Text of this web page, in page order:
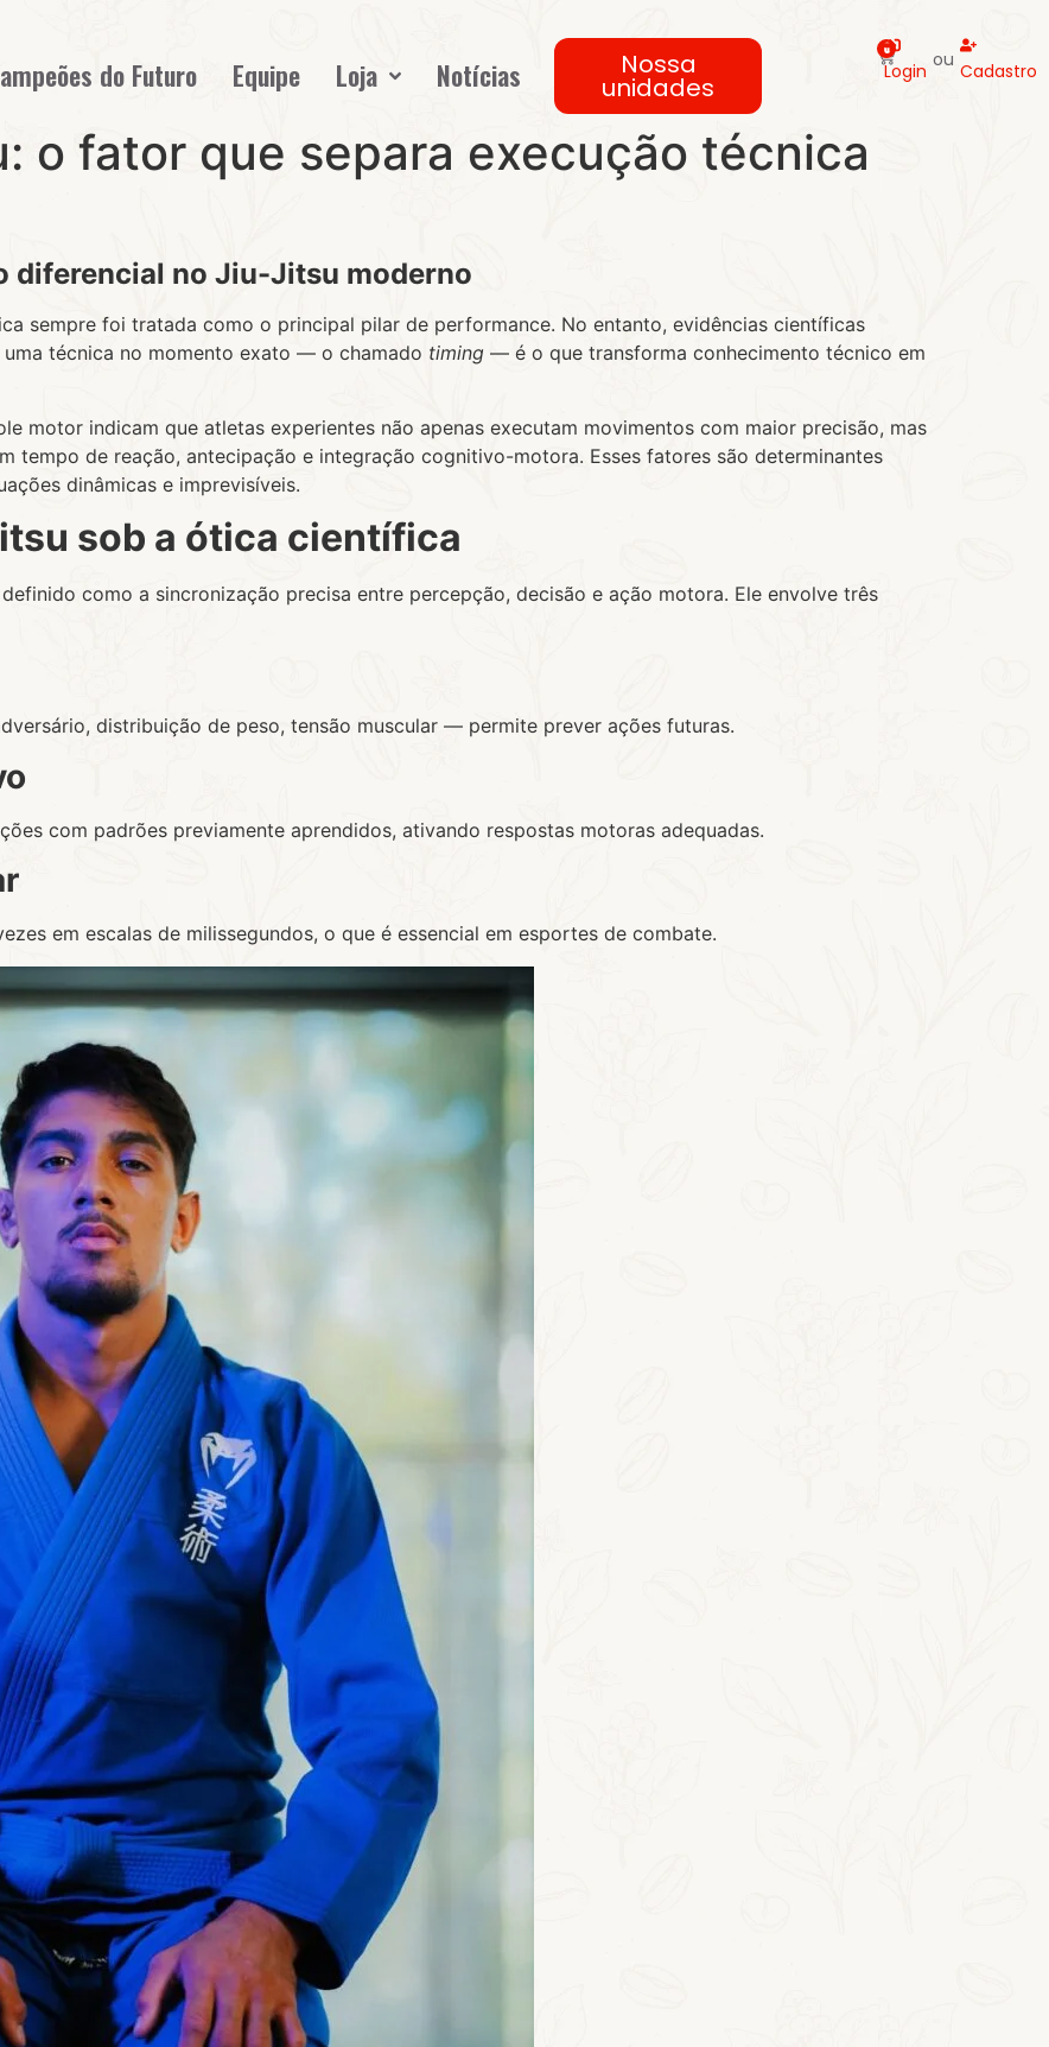
do Futuro Equipe Loja Notícias Nossa
unidades
0
Login ou Cadastro
o fator que separa execução técnica
diferencial no Jiu-Jitsu moderno
sempre foi tratada como o principal pilar de performance. No entanto, evidências científicas
técnica no momento exato — o chamado timing — é o que transforma conhecimento técnico em
motor indicam que atletas experientes não apenas executam movimentos com maior precisão, mas
tempo de reação, antecipação e integração cognitivo-motora. Esses fatores são determinantes
dinâmicas e imprevisíveis.
sob a ótica científica
como a sincronização precisa entre percepção, decisão e ação motora. Ele envolve três
distribuição de peso, tensão muscular — permite prever ações futuras.
com padrões previamente aprendidos, ativando respostas motoras adequadas.
em escalas de milissegundos, o que é essencial em esportes de combate.